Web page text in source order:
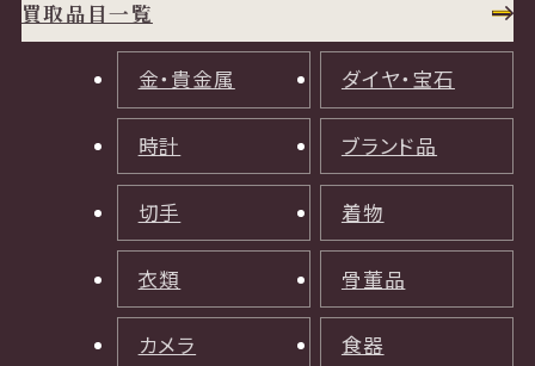
買取品目一覧
金・貴金属 ダイヤ・宝石
時計 ブランド品
切手 着物
衣類 骨董品
カメラ 食器